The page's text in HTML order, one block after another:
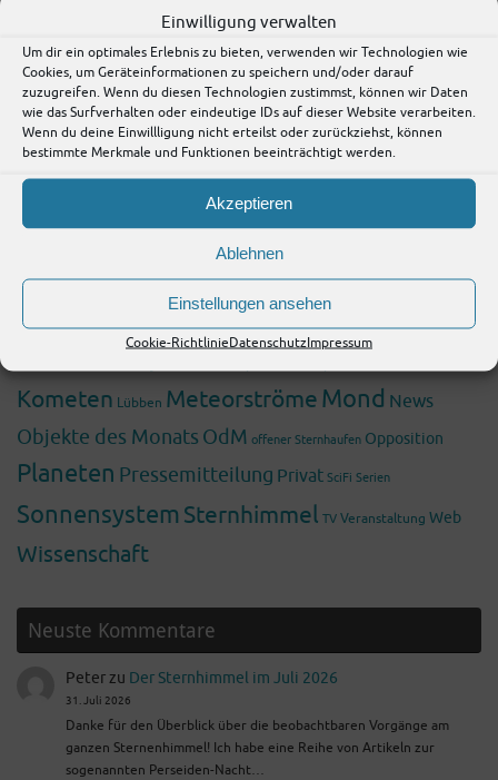
Einwilligung verwalten
Um dir ein optimales Erlebnis zu bieten, verwenden wir Technologien wie
Cookies, um Geräteinformationen zu speichern und/oder darauf
zuzugreifen. Wenn du diesen Technologien zustimmst, können wir Daten
wie das Surfverhalten oder eindeutige IDs auf dieser Website verarbeiten.
Wenn du deine Einwillligung nicht erteilst oder zurückziehst, können
bestimmte Merkmale und Funktionen beeinträchtigt werden.
Akzeptieren
Ablehnen
Einstellungen ansehen
Cookie-RichtlinieDatenschutzImpressum
Wissenschaft(199)
Fossilien(8)
Schlagwörter
2008 200920102011 2022 202420252026Asteroiden
AstronomieBeobachtungBericht Blog
BrandenburgDeep-SkyDeep SkyEreignisseESA
Kometen Lübben MeteorströmeMond News
Objekte des Monats OdM offener Sternhaufen Opposition
Planeten Pressemitteilung Privat SciFi Serien
Sonnensystem Sternhimmel TV Veranstaltung Web
Wissenschaft
Neuste Kommentare
Peterzu Der Sternhimmel im Juli 2026
31. Juli 2026
Danke für den Überblick über die beobachtbaren Vorgänge am
ganzen Sternenhimmel! Ich habe eine Reihe von Artikeln zur
sogenannten Perseiden-Nacht…